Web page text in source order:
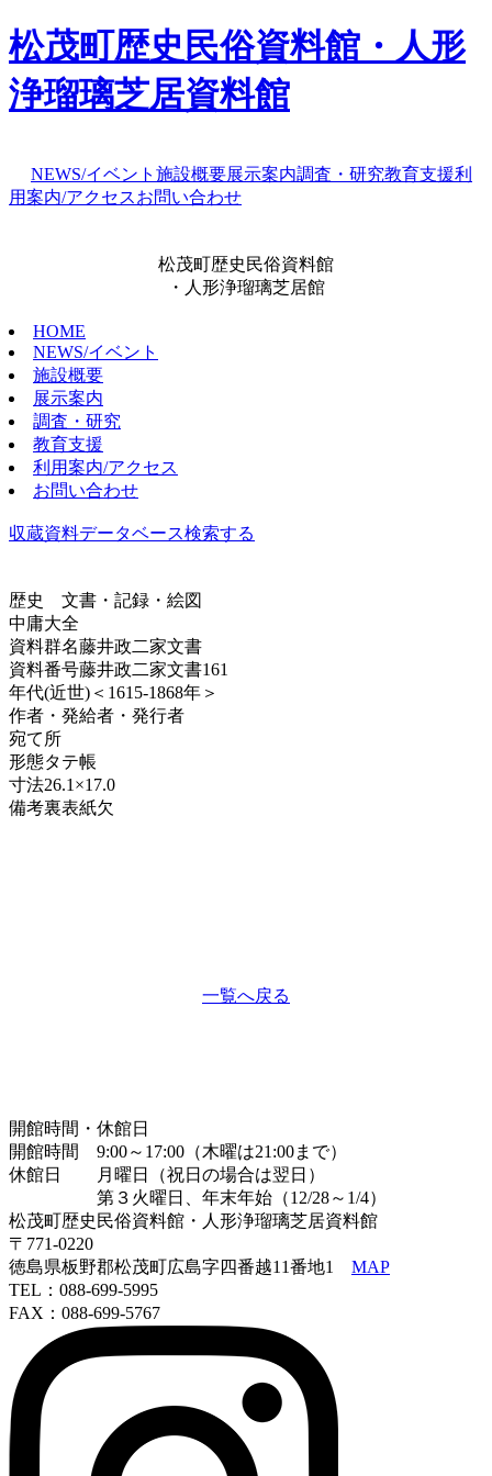
松茂町歴史民俗資料館・人形
浄瑠璃芝居資料館
NEWS/イベント 施設概要展示案内調査・研究教育支援利
用案内/アクセスお問い合わせ
松茂町歴史民俗資料館
・人形浄瑠璃芝居館
HOME
NEWS/イベント
施設概要
展示案内
調査・研究
教育支援
利用案内/アクセス
お問い合わせ
収蔵資料データベース検索する
歴史
文書・記録・絵図
中庸大全
資料群名藤井政二家文書
資料番号藤井政二家文書161
年代(近世)＜1615-1868年＞
作者・発給者・発行者
宛て所
形態タテ帳
寸法26.1×17.0
備考裏表紙欠
一覧へ戻る
開館時間・休館日
開館時間 9:00～17:00（木曜は21:00まで）
休館日 月曜日（祝日の場合は翌日）
第３火曜日、年末年始（12/28～1/4）
松茂町歴史民俗資料館・人形浄瑠璃芝居資料館
〒771-0220
徳島県板野郡松茂町広島字四番越11番地1 MAP
TEL：088-699-5995
FAX：088-699-5767